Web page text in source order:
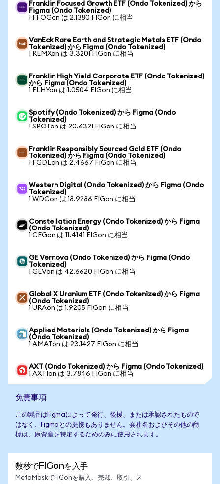
Franklin Focused Growth ETF (Ondo Tokenized) から
Figma (Ondo Tokenized)
1 FFOGon は 2.1380 FIGon に相当
VanEck Rare Earth and Strategic Metals ETF (Ondo
Tokenized) から Figma (Ondo Tokenized)
1 REMXon は 3.3201 FIGon に相当
Franklin High Yield Corporate ETF (Ondo Tokenized)
から Figma (Ondo Tokenized)
1 FLHYon は 1.0504 FIGon に相当
Spotify (Ondo Tokenized) から Figma (Ondo
Tokenized)
1 SPOTon は 20.6321 FIGon に相当
Franklin Responsibly Sourced Gold ETF (Ondo
Tokenized) から Figma (Ondo Tokenized)
1 FGDLon は 2.4667 FIGon に相当
Western Digital (Ondo Tokenized) から Figma (Ondo
Tokenized)
1 WDCon は 18.9286 FIGon に相当
Constellation Energy (Ondo Tokenized) から Figma
(Ondo Tokenized)
1 CEGon は 11.4141 FIGon に相当
GE Vernova (Ondo Tokenized) から Figma (Ondo
Tokenized)
1 GEVon は 42.6620 FIGon に相当
Global X Uranium ETF (Ondo Tokenized) から Figma
(Ondo Tokenized)
1 URAon は 1.9205 FIGon に相当
Applied Materials (Ondo Tokenized) から Figma
(Ondo Tokenized)
1 AMATon は 23.1427 FIGon に相当
AXT (Ondo Tokenized) から Figma (Ondo Tokenized)
1 AXTIon は 3.7846 FIGon に相当
免責事項
この製品はFigmaによって発行、後援、または承認されたもので
はなく、Figmaとの提携もありません。会社名およびその他の商
標は、原資産を特定するためのみに使用されます。
数秒でFIGonを入手
MetaMaskでFIGonを購入、売却、取引、ス